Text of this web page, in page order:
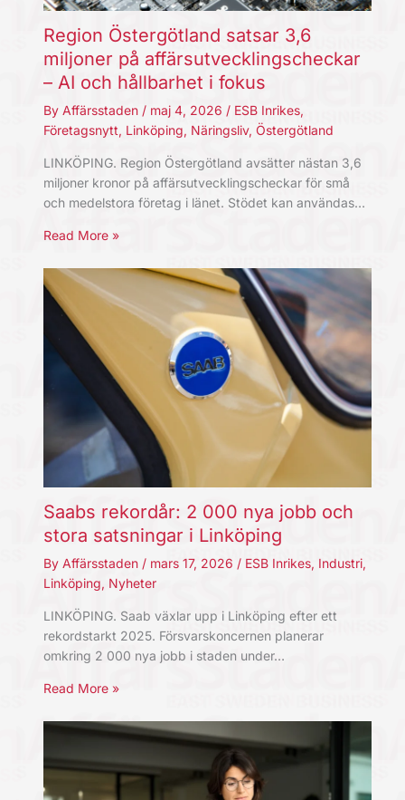
Region Östergötland satsar 3,6
miljoner på affärsutvecklingscheckar
– AI och hållbarhet i fokus
By Affärsstaden / maj 4, 2026 / ESB Inrikes,
Företagsnytt, Linköping, Näringsliv, Östergötland
LINKÖPING. Region Östergötland avsätter nästan 3,6
miljoner kronor på affärsutvecklingscheckar för små
och medelstora företag i länet. Stödet kan användas…
Read More »
Saabs rekordår: 2 000 nya jobb och
stora satsningar i Linköping
By Affärsstaden / mars 17, 2026 / ESB Inrikes, Industri,
Linköping, Nyheter
LINKÖPING. Saab växlar upp i Linköping efter ett
rekordstarkt 2025. Försvarskoncernen planerar
omkring 2 000 nya jobb i staden under…
Read More »